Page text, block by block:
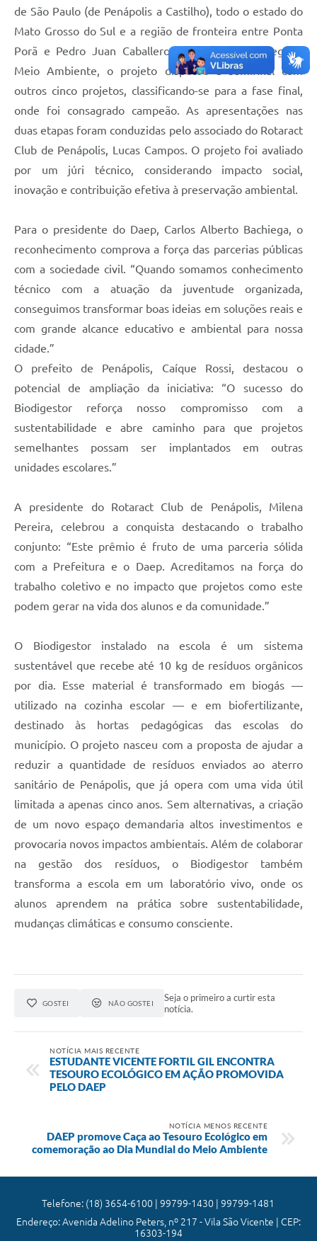
de São Paulo (de Penápolis a Castilho), todo o estado do
Mato Grosso do Sul e a região de fronteira entre Ponta
Porã e Pedro Juan Caballero (Paraguai). Na categoria
Meio Ambiente, o projeto disputou a semifinal com
outros cinco projetos, classificando-se para a fase final,
onde foi consagrado campeão. As apresentações nas
duas etapas foram conduzidas pelo associado do Rotaract
Club de Penápolis, Lucas Campos. O projeto foi avaliado
por um júri técnico, considerando impacto social,
inovação e contribuição efetiva à preservação ambiental.
Para o presidente do Daep, Carlos Alberto Bachiega, o
reconhecimento comprova a força das parcerias públicas
com a sociedade civil. “Quando somamos conhecimento
técnico com a atuação da juventude organizada,
conseguimos transformar boas ideias em soluções reais e
com grande alcance educativo e ambiental para nossa
cidade.”
O prefeito de Penápolis, Caíque Rossi, destacou o
potencial de ampliação da iniciativa: “O sucesso do
Biodigestor reforça nosso compromisso com a
sustentabilidade e abre caminho para que projetos
semelhantes possam ser implantados em outras
unidades escolares.”
A presidente do Rotaract Club de Penápolis, Milena
Pereira, celebrou a conquista destacando o trabalho
conjunto: “Este prêmio é fruto de uma parceria sólida
com a Prefeitura e o Daep. Acreditamos na força do
trabalho coletivo e no impacto que projetos como este
podem gerar na vida dos alunos e da comunidade.”
O Biodigestor instalado na escola é um sistema
sustentável que recebe até 10 kg de resíduos orgânicos
por dia. Esse material é transformado em biogás —
utilizado na cozinha escolar — e em biofertilizante,
destinado às hortas pedagógicas das escolas do
município. O projeto nasceu com a proposta de ajudar a
reduzir a quantidade de resíduos enviados ao aterro
sanitário de Penápolis, que já opera com uma vida útil
limitada a apenas cinco anos. Sem alternativas, a criação
de um novo espaço demandaria altos investimentos e
provocaria novos impactos ambientais. Além de colaborar
na gestão dos resíduos, o Biodigestor também
transforma a escola em um laboratório vivo, onde os
alunos aprendem na prática sobre sustentabilidade,
mudanças climáticas e consumo consciente.
GOSTEI NÃO GOSTEI
Seja o primeiro a curtir esta
notícia.
NOTÍCIA MAIS RECENTE
ESTUDANTE VICENTE FORTIL GIL ENCONTRA
TESOURO ECOLÓGICO EM AÇÃO PROMOVIDA
PELO DAEP
NOTÍCIA MENOS RECENTE
DAEP promove Caça ao Tesouro Ecológico em
comemoração ao Dia Mundial do Meio Ambiente
Telefone: (18) 3654-6100 | 99799-1430 | 99799-1481
Endereço: Avenida Adelino Peters, nº 217 - Vila São Vicente | CEP:
16303-194